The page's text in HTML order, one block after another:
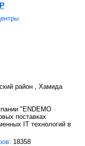
район , Хамида
"ENDEMO
поставках
IT технологий в
: 18358